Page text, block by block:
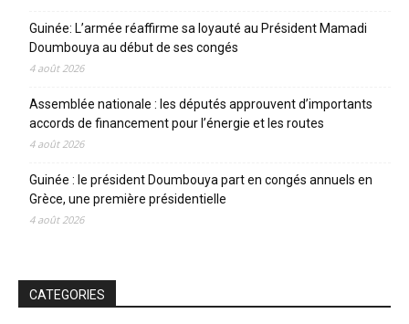
Guinée: L’armée réaffirme sa loyauté au Président Mamadi
Doumbouya au début de ses congés
4 août 2026
Assemblée nationale : les députés approuvent d’importants
accords de financement pour l’énergie et les routes
4 août 2026
Guinée : le président Doumbouya part en congés annuels en
Grèce, une première présidentielle
4 août 2026
CATEGORIES